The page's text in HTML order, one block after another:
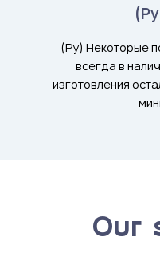
(Ру) Некоторые
всегда в
изготовления
Our